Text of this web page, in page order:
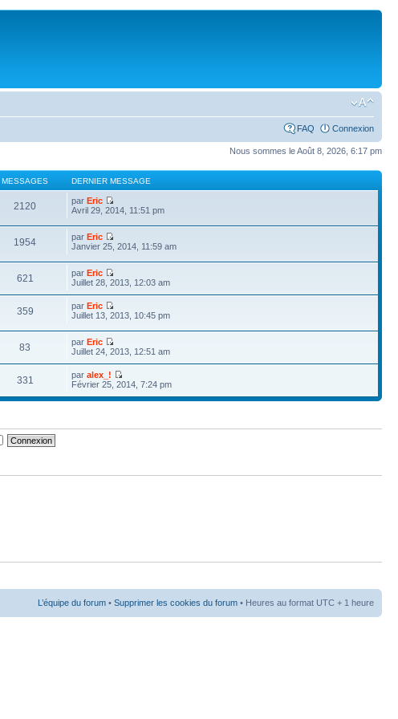
FAQ Connexion
Nous sommes le Août 8, 2026, 6:17 pm
MESSAGES DERNIER MESSAGE
2120 parEric
Avril 29, 2014, 11:51 pm
1954 parEric
Janvier 25, 2014, 11:59 am
621 parEric
Juillet 28, 2013, 12:03 am
359 parEric
Juillet 13, 2013, 10:45 pm
83 parEric
Juillet 24, 2013, 12:51 am
331 paralex_!
Février 25, 2014, 7:24 pm
L’équipe du forum • Supprimer les cookies du forum • Heures au format UTC + 1 heure